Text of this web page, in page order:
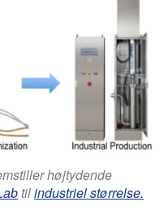
højtydende
tilindustriel størrelse.